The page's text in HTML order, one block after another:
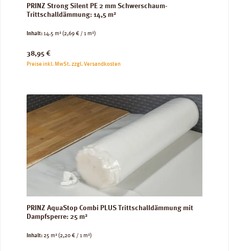
PRINZ Strong Silent PE 2 mm Schwerschaum-
Trittschalldämmung: 14,5 m²
Inhalt:14.5 m²(2,69 € / 1 m²)
Regulärer Preis:
38,95 €
Preise inkl. MwSt. zzgl. Versandkosten
PRINZ AquaStop Combi PLUS Trittschalldämmung mit
Dampfsperre: 25 m²
Inhalt:25 m²(2,20 € / 1 m²)